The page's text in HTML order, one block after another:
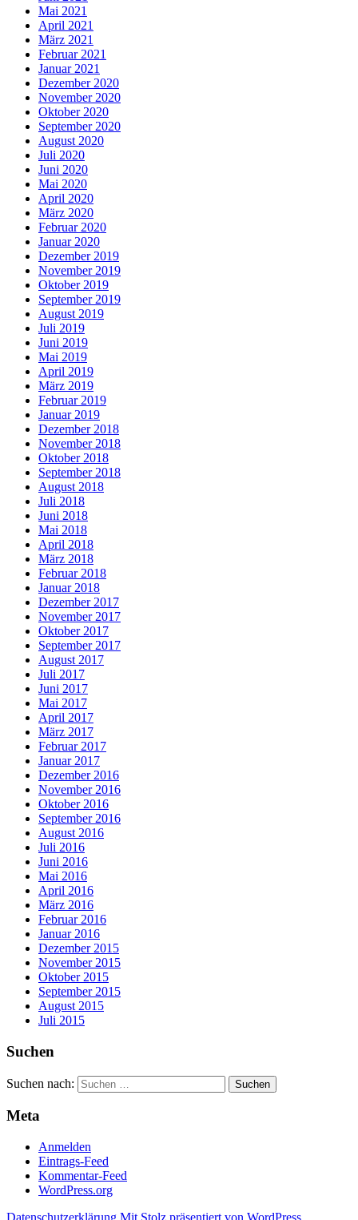
Mai 2021
April 2021
März 2021
Februar 2021
Januar 2021
Dezember 2020
November 2020
Oktober 2020
September 2020
August 2020
Juli 2020
Juni 2020
Mai 2020
April 2020
März 2020
Februar 2020
Januar 2020
Dezember 2019
November 2019
Oktober 2019
September 2019
August 2019
Juli 2019
Juni 2019
Mai 2019
April 2019
März 2019
Februar 2019
Januar 2019
Dezember 2018
November 2018
Oktober 2018
September 2018
August 2018
Juli 2018
Juni 2018
Mai 2018
April 2018
März 2018
Februar 2018
Januar 2018
Dezember 2017
November 2017
Oktober 2017
September 2017
August 2017
Juli 2017
Juni 2017
Mai 2017
April 2017
März 2017
Februar 2017
Januar 2017
Dezember 2016
November 2016
Oktober 2016
September 2016
August 2016
Juli 2016
Juni 2016
Mai 2016
April 2016
März 2016
Februar 2016
Januar 2016
Dezember 2015
November 2015
Oktober 2015
September 2015
August 2015
Juli 2015
Suchen
Suchen nach:
Meta
Anmelden
Eintrags-Feed
Kommentar-Feed
WordPress.org
Datenschutzerklärung Mit Stolz präsentiert von WordPress